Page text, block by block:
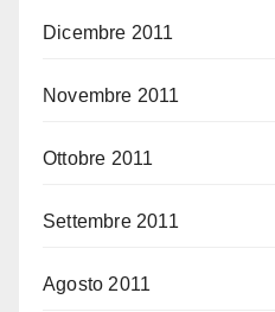
Dicembre 2011
Novembre 2011
Ottobre 2011
Settembre 2011
Agosto 2011